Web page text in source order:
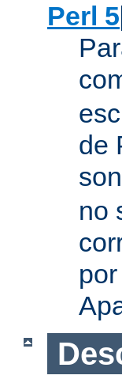
Perl 5
de
no